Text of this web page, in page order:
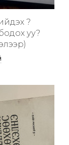
үү?
уу?